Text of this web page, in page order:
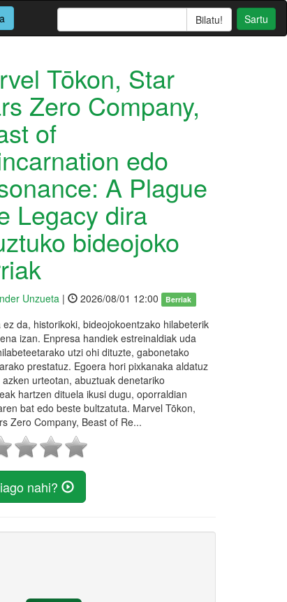
Sartu
Tōkon, Star
Zero Company,
of
edo
A Plague
Legacy dira
bideojoko
Unzueta | 2026/08/01 12:00 Berriak
ez da, historikoki, bideojokoentzako hilabeterik
izan. Enpresa handiek estreinaldiak uda
utzi ohi dituzte, gabonetako
prestatuz. Egoera hori pixkanaka aldatuz
urteotan, abuztuak denetariko
hartzen dituela ikusi dugu, oporraldian
bat edo beste bultzatuta. Marvel Tōkon,
Zero Company, Beast of Re...
nahi?